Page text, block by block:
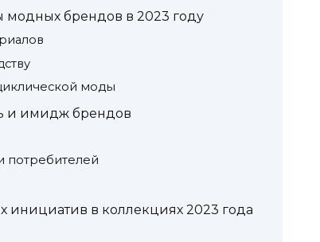
брендов в 2023 году
моды
и имидж брендов
потребителей
в коллекциях 2023 года